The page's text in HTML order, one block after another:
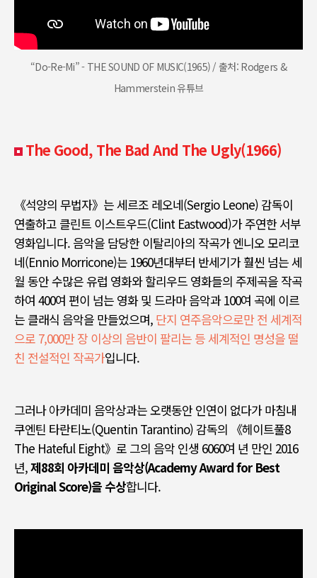
“Do-Re-Mi” - THE SOUND OF MUSIC(1965) / 출처: Rodgers &
Hammerstein 유튜브
The Good, The Bad And The Ugly(1966)
《석양의 무법자》 는 세르조 레오네(Sergio Leone) 감독이
연출하고 클린트 이스트우드(Clint Eastwood)가 주연한 서부
영화입니다. 음악을 담당한 이탈리아의 작곡가 엔니오 모리코
네(Ennio Morricone)는 1960년대부터 반세기가 훨씬 넘는 세
월 동안 수많은 유럽 영화와 할리우드 영화들의 주제곡을 작곡
하여 400여 편이 넘는 영화 및 드라마 음악과 100여 곡에 이르
는 클래식 음악을 만들었으며, 단지 연주음악으로만 전 세계적
으로 7,000만 장 이상의 음반이 팔리는 등 세계적인 명성을 떨
친 전설적인 작곡가입니다.
그러나 아카데미 음악상과는 오랫동안 인연이 없다가 마침내
쿠엔틴 타란티노(Quentin Tarantino) 감독의 《헤이트풀8
The Hateful Eight》 로 그의 음악 인생 6060여 년 만인 2016
년,제88회 아카데미 음악상(Academy Award for Best
Original Score)을 수상합니다.